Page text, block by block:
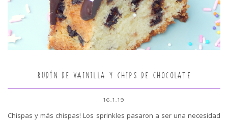
BUDÍN DE VAINILLA Y CHIPS DE CHOCOLATE
16.1.19
Chispas y más chispas! Los sprinkles pasaron a ser una necesidad